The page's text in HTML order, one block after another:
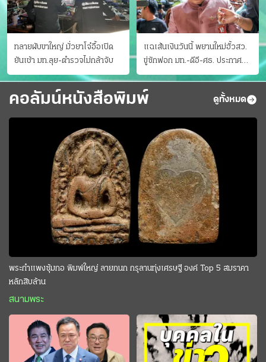
ทลายผับขาใหญ่ มั่วยาโจ๋อื้อเปิด
ยันเช้า มท.ลุย-ตำรวจไม่กล้าจับ
แฉเส้นเงินวันนี้ พยานใหม่ฮั้วสว.
ขู่ซักฟอก มท.-ดีอี-ศธ. ประกาศ
บัญชีท้องถิ่น
คอลัมน์หนังสือพิมพ์ ดูทั้งหมด
พระกำแพงซุ้มกอ พิมพ์ใหญ่ ลายกนก กรุลานทุ่งเศรษฐี องค์ Top 5 สมราคา
หลักสิบล้าน
สนามพระ